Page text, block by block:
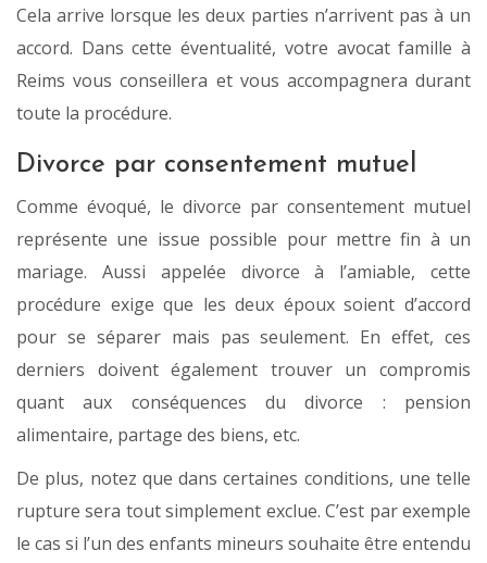
Cela arrive lorsque les deux parties n’arrivent pas à un
accord. Dans cette éventualité, votre avocat famille à
Reims vous conseillera et vous accompagnera durant
toute la procédure.
Divorce par consentement mutuel
Comme évoqué, le divorce par consentement mutuel
représente une issue possible pour mettre fin à un
mariage. Aussi appelée divorce à l’amiable, cette
procédure exige que les deux époux soient d’accord
pour se séparer mais pas seulement. En effet, ces
derniers doivent également trouver un compromis
quant aux conséquences du divorce : pension
alimentaire, partage des biens, etc.
De plus, notez que dans certaines conditions, une telle
rupture sera tout simplement exclue. C’est par exemple
le cas si l’un des enfants mineurs souhaite être entendu